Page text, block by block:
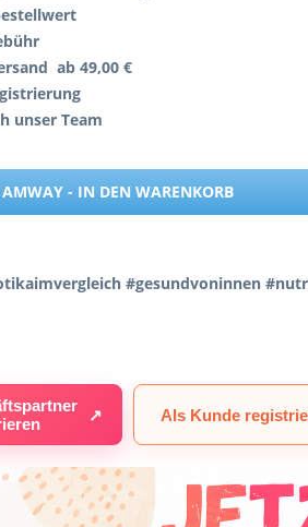
ab 49,00 €
unser Team
- IN DEN WARENKORB
#gesundvoninnen
↗ Als Kunde